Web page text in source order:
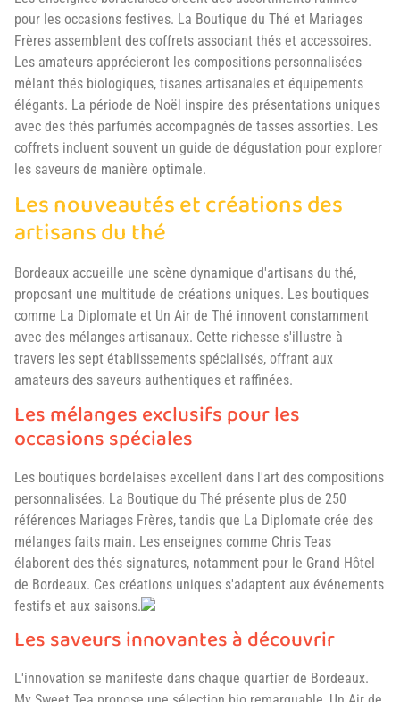
pour les occasions festives. La Boutique du Thé et Mariages
Frères assemblent des coffrets associant thés et accessoires.
Les amateurs apprécieront les compositions personnalisées
mêlant thés biologiques, tisanes artisanales et équipements
élégants. La période de Noël inspire des présentations uniques
avec des thés parfumés accompagnés de tasses assorties. Les
coffrets incluent souvent un guide de dégustation pour explorer
les saveurs de manière optimale.
Les nouveautés et créations des
artisans du thé
Bordeaux accueille une scène dynamique d'artisans du thé,
proposant une multitude de créations uniques. Les boutiques
comme La Diplomate et Un Air de Thé innovent constamment
avec des mélanges artisanaux. Cette richesse s'illustre à
travers les sept établissements spécialisés, offrant aux
amateurs des saveurs authentiques et raffinées.
Les mélanges exclusifs pour les
occasions spéciales
Les boutiques bordelaises excellent dans l'art des compositions
personnalisées. La Boutique du Thé présente plus de 250
références Mariages Frères, tandis que La Diplomate crée des
mélanges faits main. Les enseignes comme Chris Teas
élaborent des thés signatures, notamment pour le Grand Hôtel
de Bordeaux. Ces créations uniques s'adaptent aux événements
festifs et aux saisons.
Les saveurs innovantes à découvrir
L'innovation se manifeste dans chaque quartier de Bordeaux.